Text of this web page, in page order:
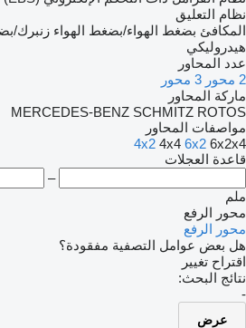
نظام التعليق
المكافئ بضغط الهواء/بضغط الهواء زنبرك/
هيدروليكي
عدد المحاور
2 محور
3 محور
ماركة المحاور
MERCEDES-BENZ SCHMITZ ROTOS
مواصفات المحاور
4x2 4x4 6x2 6x2x4
قاعدة العجلات
–
ملم
محور الرفع
محور الرفع
هل بعض عوامل التصفية مفقودة؟
اقتراح تغيير
نتائج البحث:
-
عرض